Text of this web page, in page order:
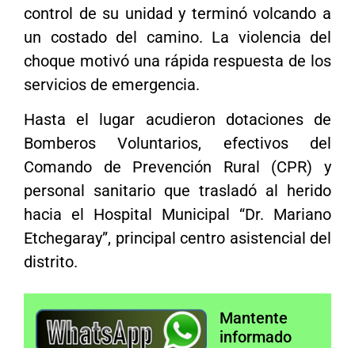
control de su unidad y terminó volcando a
un costado del camino. La violencia del
choque motivó una rápida respuesta de los
servicios de emergencia.
Hasta el lugar acudieron dotaciones de
Bomberos Voluntarios, efectivos del
Comando de Prevención Rural (CPR) y
personal sanitario que trasladó al herido
hacia el Hospital Municipal “Dr. Mariano
Etchegaray”, principal centro asistencial del
distrito.
Mantente
informado